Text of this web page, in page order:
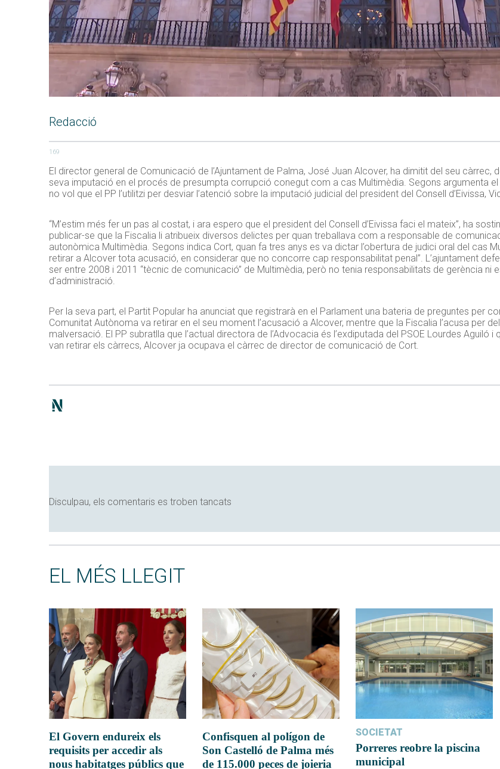
Redacció
169
El director general de Comunicació de l’Ajuntament de Palma, José Juan Alcover, ha dimitit del seu càrrec,
seva imputació en el procés de presumpta corrupció conegut com a cas Multimèdia. Segons argumenta
no vol que el PP l’utilitzi per desviar l’atenció sobre la imputació judicial del president del Consell d’Eivissa,
“M’estim més fer un pas al costat, i ara espero que el president del Consell d’Eivissa faci el mateix”, ha
publicar-se que la Fiscalia li atribueix diversos delictes per quan treballava com a responsable de
autonòmica Multimèdia. Segons indica Cort, quan fa tres anys es va dictar l’obertura de judici oral del cas
retirar a Alcover tota acusació, en considerar que no concorre cap responsabilitat penal”. L’ajuntament
ser entre 2008 i 2011 “tècnic de comunicació” de Multimèdia, però no tenia responsabilitats de gerència ni
d’administració.
Per la seva part, el Partit Popular ha anunciat que registrarà en el Parlament una bateria de preguntes per
Comunitat Autònoma va retirar en el seu moment l’acusació a Alcover, mentre que la Fiscalia l’acusa per
malversació. El PP subratlla que l’actual directora de l’Advocacia és l’exdiputada del PSOE Lourdes Aguiló i
van retirar els càrrecs, Alcover ja ocupava el càrrec de director de comunicació de Cort.
Disculpau, els comentaris es troben tancats
EL MÉS LLEGIT
El Govern endureix els
requisits per accedir als
nous habitatges públics que
Confisquen al polígon de
Son Castelló de Palma més
de 115.000 peces de joieria
SOCIETAT
Porreres reobre la piscina
municipal